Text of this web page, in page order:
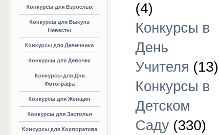
Конкурсы для Взрослых
Конкурсы для Выкупа
Невесты
Конкурсы для Девичника
Конкурсы для Девочек
Конкурсы для Дня
Фотографа
Конкурсы для Женщин
Конкурсы для Застолья
Конкурсы для Корпоратива
(4)
Конкурсы в
День
Учителя (13)
Конкурсы в
Детском
Саду(330)